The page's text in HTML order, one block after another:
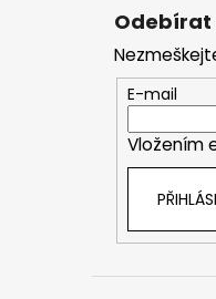
E-mail
Vložením